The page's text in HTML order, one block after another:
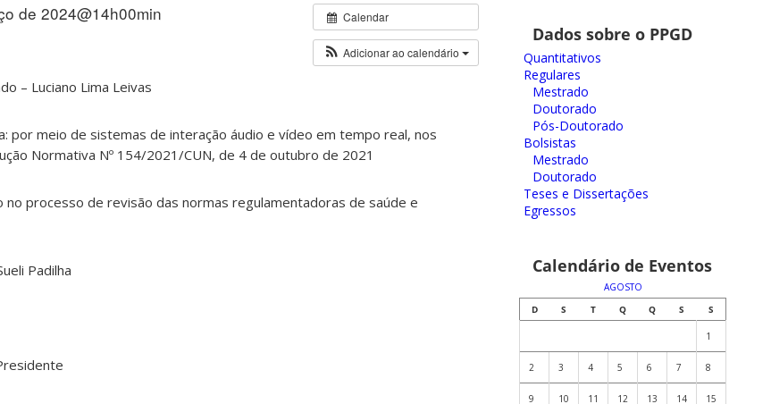
Calendar
Adicionar ao calendário
de 2024@14h00min
– Luciano Lima Leivas
por meio de sistemas de interação áudio e vídeo em tempo real, nos
Normativa Nº 154/2021/CUN, de 4 de outubro de 2021
no processo de revisão das normas regulamentadoras de saúde e
Padilha
Dados sobre o PPGD
Quantitativos
Regulares
Mestrado
Doutorado
Pós-Doutorado
Bolsistas
Mestrado
Doutorado
Teses e Dissertações
Egressos
Calendário de Eventos
AGOSTO
D
S T Q Q S S
1
2 3 4 5 6 7 8
9 10 11 12 13 14 15